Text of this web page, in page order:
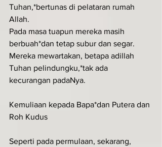
Tuhan,*bertunas di pelataran rumah
Allah.
Pada masa tuapun mereka masih
berbuah*dan tetap subur dan segar.
Mereka mewartakan, betapa adillah
Tuhan pelindungku,*tak ada
kecurangan padaNya.
Kemuliaan kepada Bapa*dan Putera dan
Roh Kudus
Seperti pada permulaan, sekarang,